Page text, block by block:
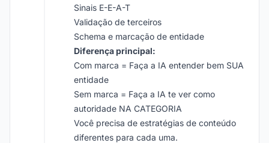
Sinais E-E-A-T
Validação de terceiros
Schema e marcação de entidade
Diferença principal:
Com marca = Faça a IA entender bem SUA
entidade
Sem marca = Faça a IA te ver como
autoridade NA CATEGORIA
Você precisa de estratégias de conteúdo
diferentes para cada uma.